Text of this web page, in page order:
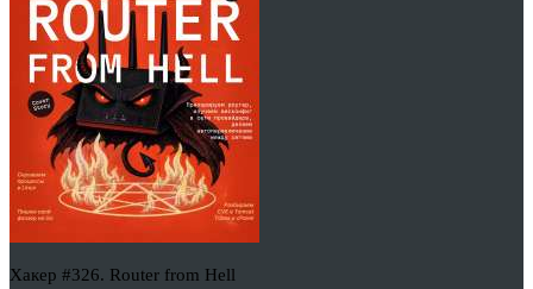
Хакер #326. Router from Hell